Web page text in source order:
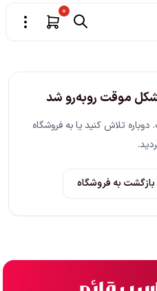
0
موقت روبه‌رو شد
تلاش کنید یا به فروشگاه
بازگشت به فروشگاه